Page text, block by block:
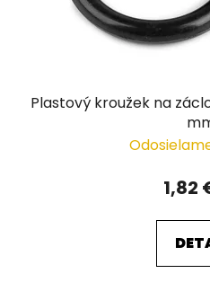
Plastový kroužek na
1,82